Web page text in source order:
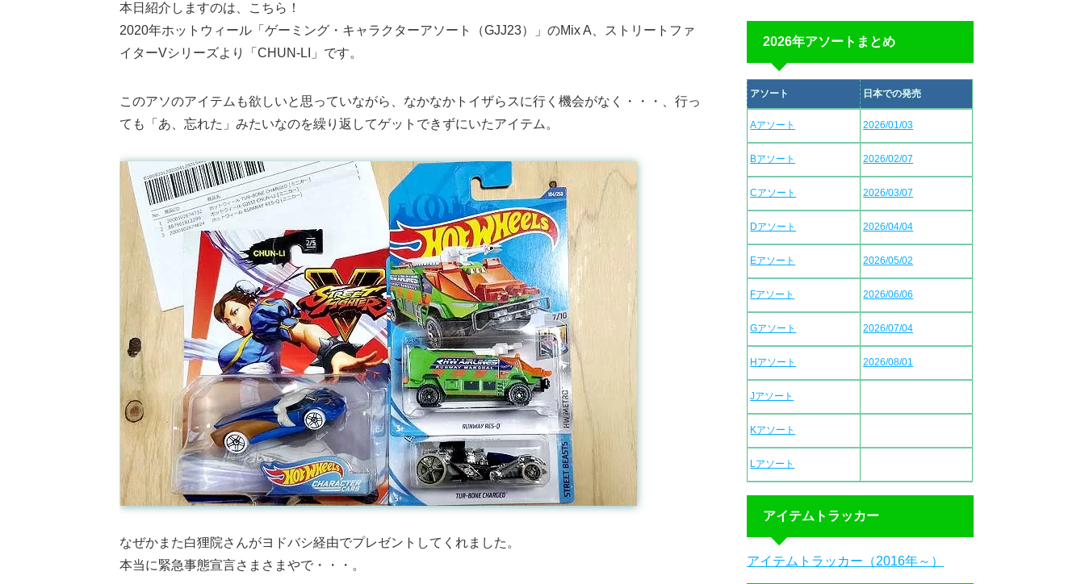
本日紹介しますのは、こちら！
2020年ホットウィール「ゲーミング・キャラクターアソート（GJJ23）」のMix A、ストリートファ
イターVシリーズより「CHUN-LI」です。
このアソのアイテムも欲しいと思っていながら、なかなかトイザらスに行く機会がなく・・・、行っ
ても「あ、忘れた」みたいなのを繰り返してゲットできずにいたアイテム。
なぜかまた白狸院さんがヨドバシ経由でプレゼントしてくれました。
本当に緊急事態宣言さまさまやで・・・。
2026年アソートまとめ
アソート 日本での発売
Aアソート 2026/01/03
Bアソート 2026/02/07
Cアソート 2026/03/07
Dアソート 2026/04/04
Eアソート 2026/05/02
Fアソート 2026/06/06
Gアソート 2026/07/04
Hアソート 2026/08/01
Jアソート
Kアソート
Lアソート
アイテムトラッカー
アイテムトラッカー（2016年～）